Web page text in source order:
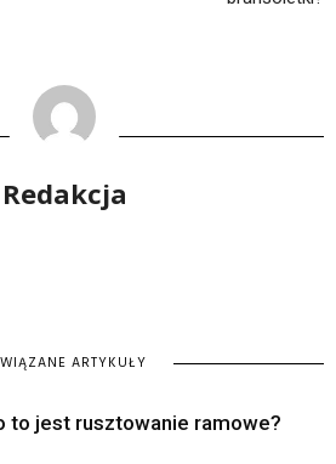
Redakcja
ARTYKUŁY
to jest rusztowanie ramowe?